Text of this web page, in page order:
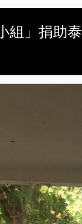
組」捐助泰